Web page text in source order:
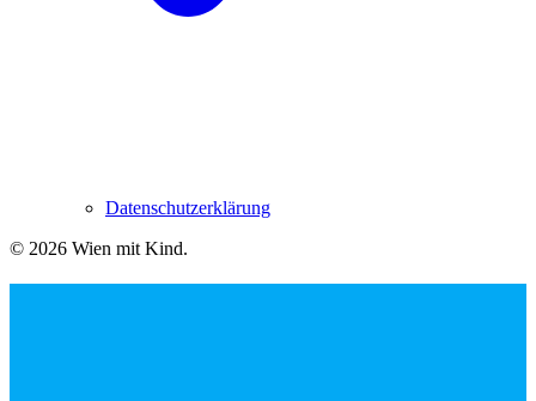
Datenschutzerklärung
© 2026 Wien mit Kind.